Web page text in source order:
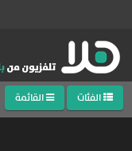
الفئات القائمة